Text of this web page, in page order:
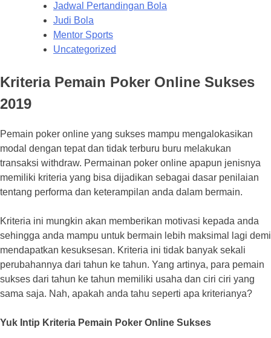
Jadwal Pertandingan Bola
Judi Bola
Mentor Sports
Uncategorized
Kriteria Pemain Poker Online Sukses
2019
Pemain poker online yang sukses mampu mengalokasikan
modal dengan tepat dan tidak terburu buru melakukan
transaksi withdraw. Permainan poker online apapun jenisnya
memiliki kriteria yang bisa dijadikan sebagai dasar penilaian
tentang performa dan keterampilan anda dalam bermain.
Kriteria ini mungkin akan memberikan motivasi kepada anda
sehingga anda mampu untuk bermain lebih maksimal lagi demi
mendapatkan kesuksesan. Kriteria ini tidak banyak sekali
perubahannya dari tahun ke tahun. Yang artinya, para pemain
sukses dari tahun ke tahun memiliki usaha dan ciri ciri yang
sama saja. Nah, apakah anda tahu seperti apa kriterianya?
Yuk Intip Kriteria Pemain Poker Online Sukses